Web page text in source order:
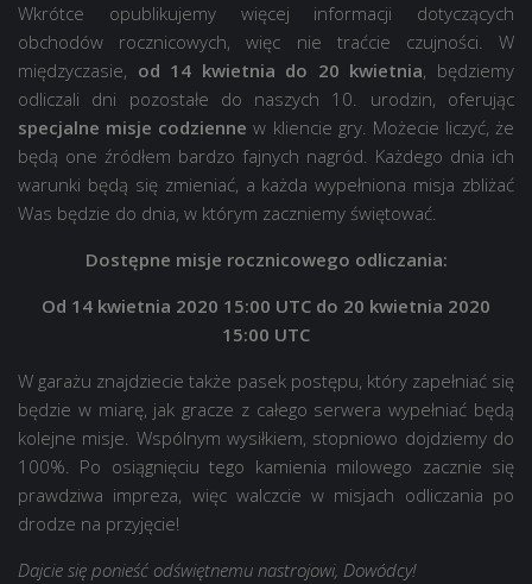
Wkrótce opublikujemy więcej informacji dotyczących
obchodów rocznicowych, więc nie traćcie czujności. W
międzyczasie, od 14 kwietnia do 20 kwietnia, będziemy
odliczali dni pozostałe do naszych 10. urodzin, oferując
specjalne misje codzienne w kliencie gry. Możecie liczyć, że
będą one źródłem bardzo fajnych nagród. Każdego dnia ich
warunki będą się zmieniać, a każda wypełniona misja zbliżać
Was będzie do dnia, w którym zaczniemy świętować.
Dostępne misje rocznicowego odliczania:
Od 14 kwietnia 2020 15:00 UTC do 20 kwietnia 2020
15:00 UTC
W garażu znajdziecie także pasek postępu, który zapełniać się
będzie w miarę, jak gracze z całego serwera wypełniać będą
kolejne misje. Wspólnym wysiłkiem, stopniowo dojdziemy do
100%. Po osiągnięciu tego kamienia milowego zacznie się
prawdziwa impreza, więc walczcie w misjach odliczania po
drodze na przyjęcie!
Dajcie się ponieść odświętnemu nastrojowi, Dowódcy!